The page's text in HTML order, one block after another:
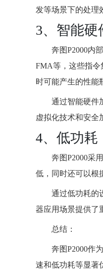
发等场景下的处理
3、智能硬
奔图P2000内
FMA等，这些指令
时可能产生的性能
通过智能硬件
虚拟化技术和安全
4、低功耗
奔图P2000采
低，同时还可以根
通过低功耗的
器应用场景提供了
总结：
奔图P2000作
速和低功耗等显著